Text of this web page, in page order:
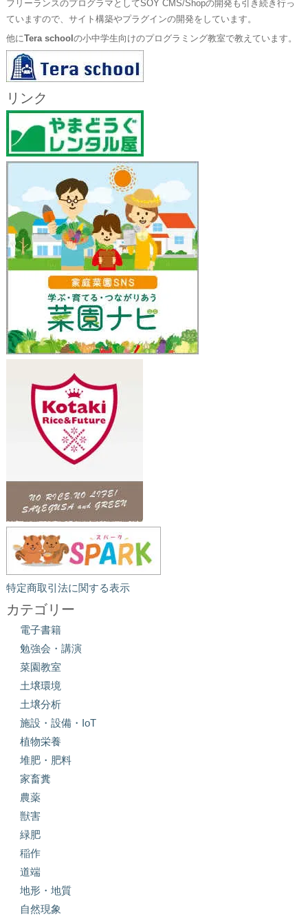
フリーランスのプログラマとしてSOY CMS/Shopの開発も引き続き行っ
ていますので、サイト構築やプラグインの開発をしています。
他にTera school の小中学生向けのプログラミング教室で教えています。
リンク
特定商取引法に関する表示
カテゴリー
電子書籍
勉強会・講演
菜園教室
土壌環境
土壌分析
施設・設備・IoT
植物栄養
堆肥・肥料
家畜糞
農薬
獣害
緑肥
稲作
道端
地形・地質
自然現象